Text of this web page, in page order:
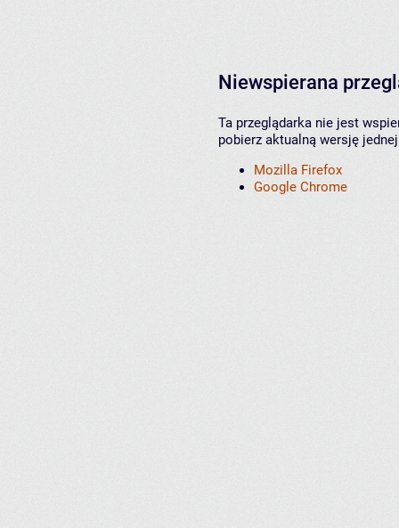
Niewspierana
Ta przeglądarka nie jest
pobierz aktualną wersję
Mozilla Firefox
Google Chrome